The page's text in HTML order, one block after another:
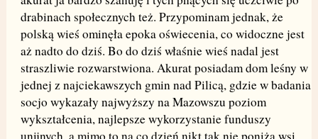
drabinach społecznych też. Przypominam jednak, że
polską wieś ominęła epoka oświecenia, co widoczne jest
aż nadto do dziś. Bo do dziś właśnie wieś nadal jest
straszliwie rozwarstwiona. Akurat posiadam dom leśny w
jednej z najciekawszych gmin nad Pilicą, gdzie w badania
socjo wykazały najwyższy na Mazowszu poziom
wykształcenia, najlepsze wykorzystanie funduszy